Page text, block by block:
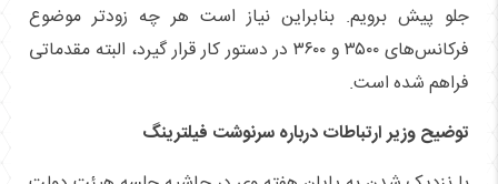
جلو پیش برویم. بنابراین نیاز است هر چه زودتر موضوع
فرکانس‌های ۳۵۰۰ و ۳۶۰۰ در دستور کار قرار گیرد، البته مقدماتی
فراهم شده است.
توضیح وزیر ارتباطات درباره سرنوشت فیلترینگ